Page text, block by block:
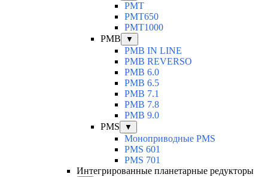
PMT
PMT650
PMT1000
PMB
▼
PMB IN LINE
PMB REVERSO
PMB 6.0
PMB 6.5
PMB 7.1
PMB 7.8
PMB 9.0
PMS
▼
Моноприводные PMS
PMS 601
PMS 701
Интегрированные планетарные редукторы